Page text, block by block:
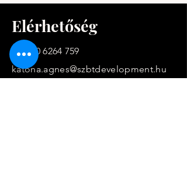
Elérhetőség
+36 30 6264 759
katona.agnes@szbtdevelopment.hu